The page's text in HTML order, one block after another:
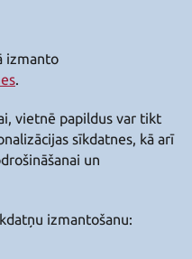
izmanto
.
vietnē papildus var tikt
sīkdatnes, kā arī
un
izmantošanu: